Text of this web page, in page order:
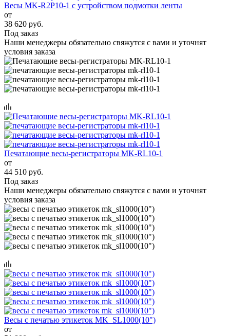
Весы MK-R2P10-1 с устройством подмотки ленты
от
38 620 руб.
Под заказ
Наши менеджеры обязательно свяжутся с вами и уточнят
условия заказа
Печатающие весы-регистраторы MK-RL10-1
от
44 510 руб.
Под заказ
Наши менеджеры обязательно свяжутся с вами и уточнят
условия заказа
Весы с печатью этикеток MK_SL1000(10")
от